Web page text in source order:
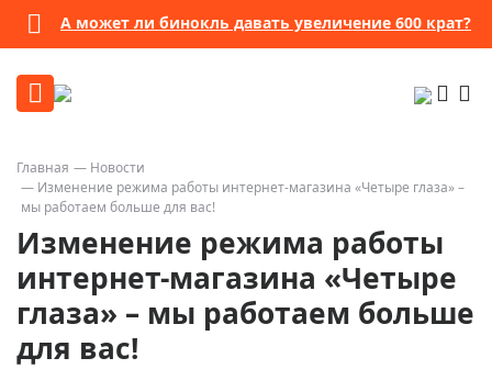
А может ли бинокль давать увеличение 600 крат?
Главная
Новости
Изменение режима работы интернет-магазина «Четыре глаза» –
мы работаем больше для вас!
Изменение режима работы
интернет-магазина «Четыре
глаза» – мы работаем больше
для вас!